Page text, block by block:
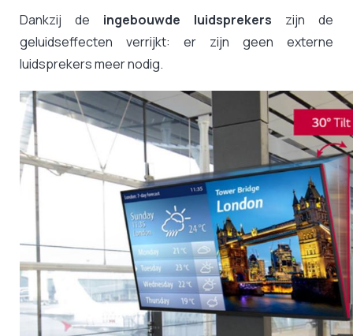
Dankzij de ingebouwde luidsprekers zijn de
geluidseffecten verrijkt: er zijn geen externe
luidsprekers meer nodig.